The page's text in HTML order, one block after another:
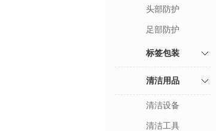
头部防护
足部防护
标签包装
清洁用品
清洁设备
清洁工具